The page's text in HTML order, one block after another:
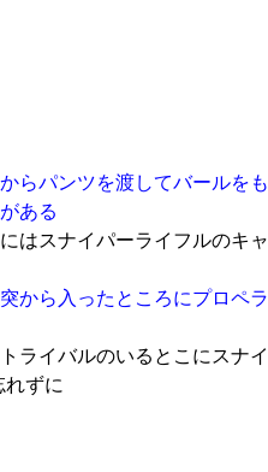
らパンツを渡してバールをも
ある
はスナイパーライフルのキャ
から入ったところにプロペラ
ライバルのいるとこにスナイ
ずに